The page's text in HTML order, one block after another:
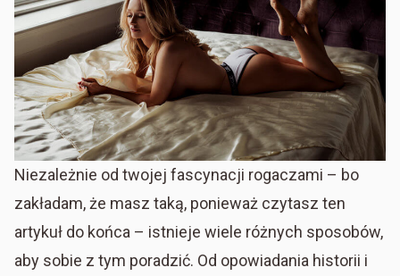
Niezależnie od twojej fascynacji rogaczami – bo
zakładam, że masz taką, ponieważ czytasz ten
artykuł do końca – istnieje wiele różnych sposobów,
aby sobie z tym poradzić. Od opowiadania historii i